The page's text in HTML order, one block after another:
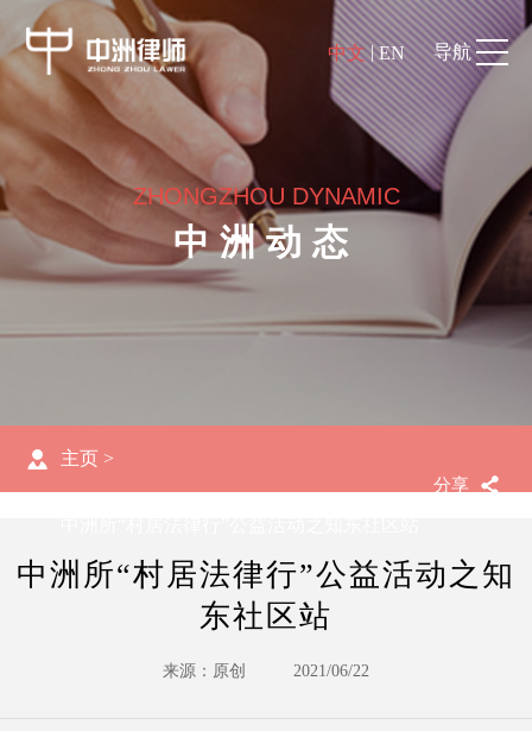
中文|EN 导航
ZHONGZHOU DYNAMIC
中洲动态
分享
主页 >
中洲所“村居法律行”公益活动之知
东社区站
来源：原创 2021/06/22